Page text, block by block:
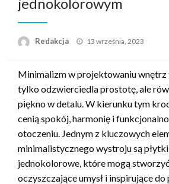
Redakcja Napisano
13 września, 2023
Minimalizm w projektowaniu
tylko odzwierciedla prostotę, ale
piękno w detalu. W kierunku tym
cenią spokój, harmonię i
otoczeniu. Jednym z kluczowych
minimalistycznego wystroju są
jednokolorowe, które mogą
oczyszczające umysł i inspirujące do